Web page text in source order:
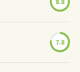
7.8